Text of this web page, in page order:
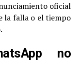
oficial
la falla o el tiempo
no